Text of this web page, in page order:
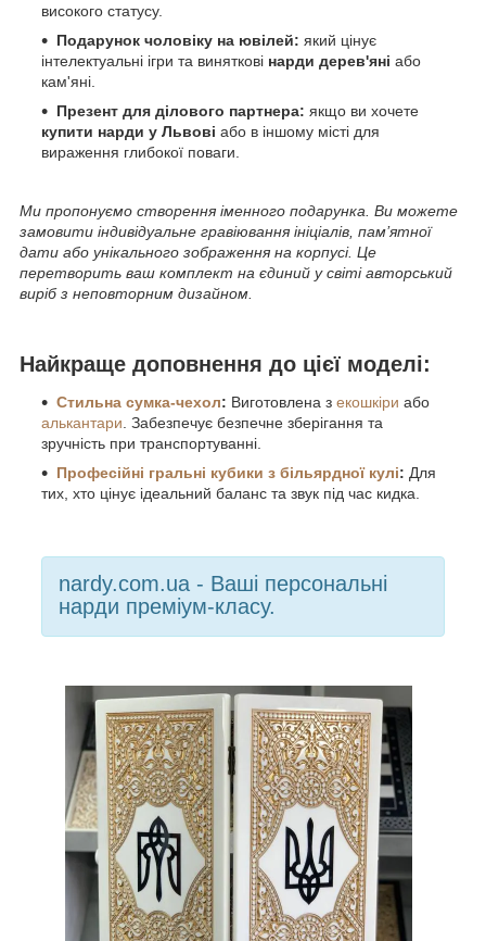
високого статусу.
Подарунок чоловіку на ювілей: який цінує
інтелектуальні ігри та виняткові нарди дерев'яні або
кам'яні.
Презент для ділового партнера: якщо ви хочете
купити нарди у Львові або в іншому місті для
вираження глибокої поваги.
Ми пропонуємо створення іменного подарунка. Ви можете
замовити індивідуальне гравіювання ініціалів, пам’ятної
дати або унікального зображення на корпусі. Це
перетворить ваш комплект на єдиний у світі авторський
виріб з неповторним дизайном.
Найкраще доповнення до цієї моделі:
Стильна сумка-чехол: Виготовлена з екошкіри або
алькантари. Забезпечує безпечне зберігання та
зручність при транспортуванні.
Професійні гральні кубики з більярдної кулі: Для
тих, хто цінує ідеальний баланс та звук під час кидка.
nardy.com.ua - Ваші персональні
нарди преміум-класу.